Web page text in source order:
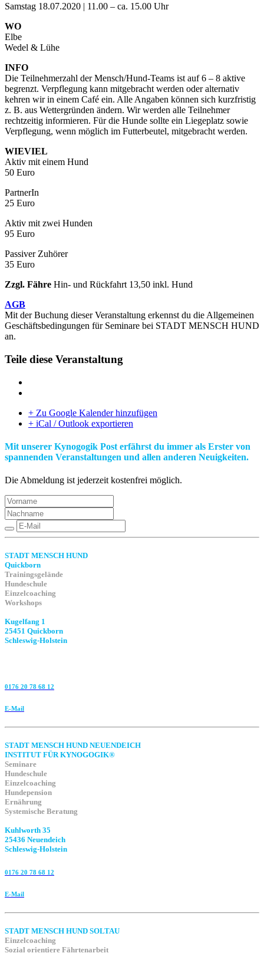
Samstag 18.07.2020 | 11.00 – ca. 15.00 Uhr
WO
Elbe
Wedel & Lühe
INFO
Die Teilnehmerzahl der Mensch/Hund-Teams ist auf 6 – 8 aktive
begrenzt. Verpflegung kann mitgebracht werden oder alternativ
kehren wir in einem Café ein. Alle Angaben können sich kurzfristig
z. B. aus Wettergründen ändern. Wir werden alle Teilnehmer
rechtzeitig informieren. Für die Hunde sollte ein Liegeplatz sowie
Verpflegung, wenn möglich im Futterbeutel, mitgebracht werden.
WIEVIEL
Aktiv mit einem Hund
50 Euro
PartnerIn
25 Euro
Aktiv mit zwei Hunden
95 Euro
Passiver Zuhörer
35 Euro
Zzgl. Fähre Hin- und Rückfahrt 13,50 inkl. Hund
AGB
Mit der Buchung dieser Veranstaltung erkennst du die Allgemeinen
Geschäftsbedingungen für Seminare bei STADT MENSCH HUND
an.
Teile diese Veranstaltung
+ Zu Google Kalender hinzufügen
+ iCal / Outlook exportieren
Mit unserer Kynogogik Post erfährst du immer als Erster von
spannenden Veranstaltungen und allen anderen Neuigkeiten.
Die Abmeldung ist jederzeit kostenfrei möglich.
STADT MENSCH HUND
Quickborn
Trainingsgelände
Hundeschule
Einzelcoaching
Workshops
Kugelfang 1
25451 Quickborn
Schleswig-Holstein
0176 20 78 68 12
E-Mail
STADT MENSCH HUND NEUENDEICH
INSTITUT FÜR KYNOGOGIK®
Seminare
Hundeschule
Einzelcoaching
Hundepension
Ernährung
Systemische Beratung
Kuhlworth 35
25436 Neuendeich
Schleswig-Holstein
0176 20 78 68 12
E-Mail
STADT MENSCH HUND SOLTAU
Einzelcoaching
Sozial orientiere Fährtenarbeit